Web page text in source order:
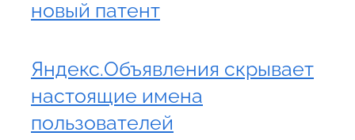
новый патент
Яндекс.Объявления скрывает
настоящие имена
пользователей